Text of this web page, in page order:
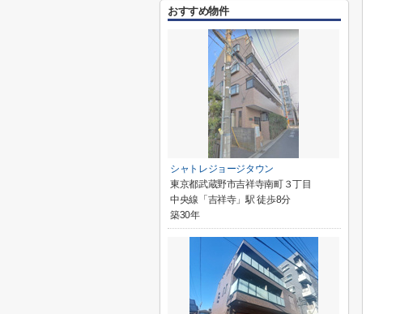
おすすめ物件
シャトレジョージタウン
東京都武蔵野市吉祥寺南町３丁目
中央線「吉祥寺」駅 徒歩8分
築30年